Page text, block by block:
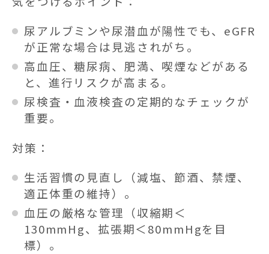
尿アルブミンや尿潜血が陽性でも、eGFR
が正常な場合は見逃されがち。
高血圧、糖尿病、肥満、喫煙などがある
と、進行リスクが高まる。
尿検査・血液検査の定期的なチェックが
重要。
対策：
生活習慣の見直し（減塩、節酒、禁煙、
適正体重の維持）。
血圧の厳格な管理（収縮期＜
130mmHg、拡張期＜80mmHgを目
標）。